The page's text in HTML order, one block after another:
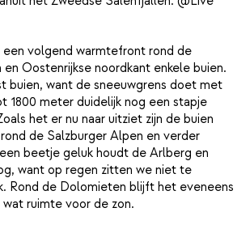
volgend warmtefront rond de
Oostenrijkse noordkant enkele buien.
buien, want de sneeuwgrens doet met
1800 meter duidelijk nog een stapje
het er nu naar uitziet zijn de buien
de Salzburger Alpen en verder
beetje geluk houdt de Arlberg en
want op regen zitten we niet te
Rond de Dolomieten blijft het eveneens
ruimte voor de zon.